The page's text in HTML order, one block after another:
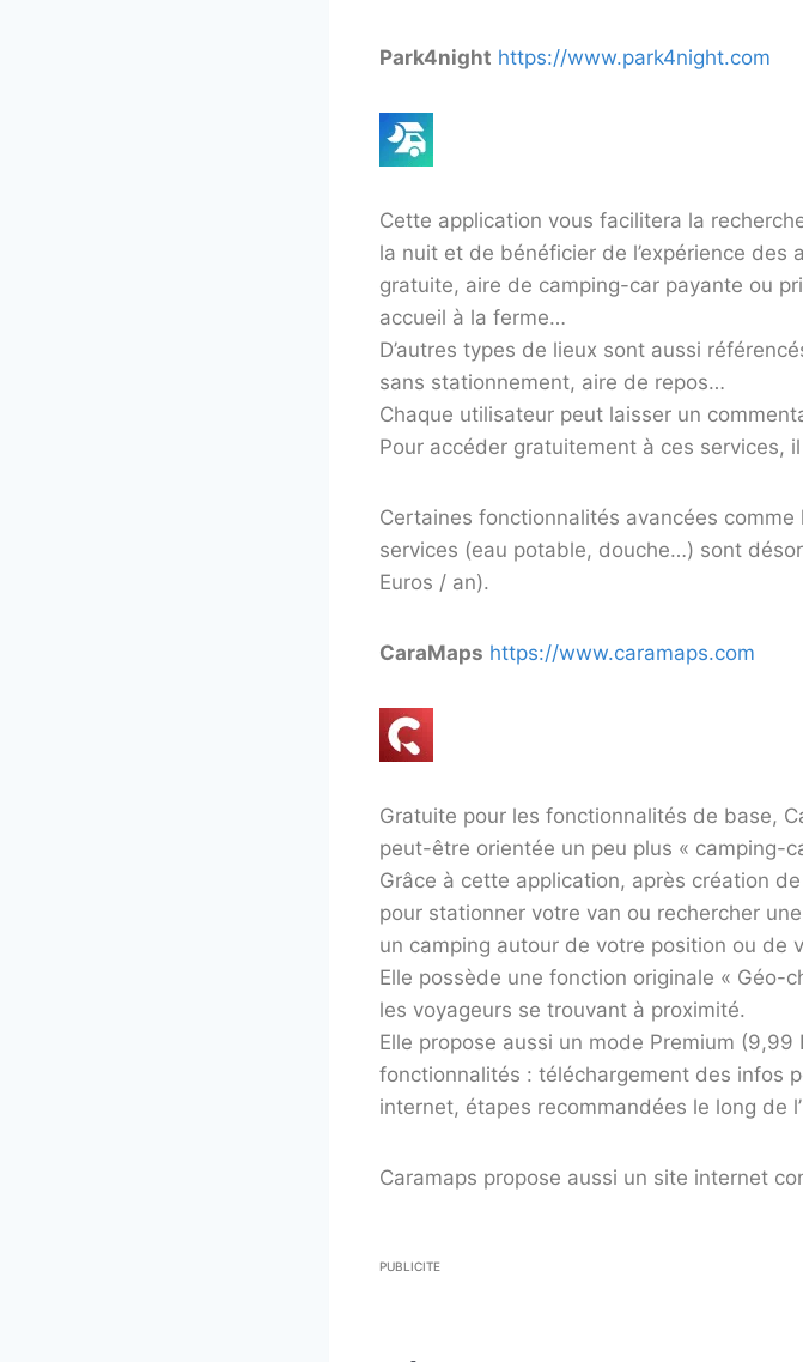
Park4night https://www.park4night.com
Cette application vous facilitera la
la nuit et de bénéficier de l’expérience
gratuite, aire de camping-car payante ou
accueil à la ferme…
D’autres types de lieux sont aussi
sans stationnement, aire de repos…
Chaque utilisateur peut laisser un
Pour accéder gratuitement à ces services,
Certaines fonctionnalités avancées
services (eau potable, douche…) sont
Euros / an).
CaraMaps https://www.caramaps.com
Gratuite pour les fonctionnalités de base,
peut-être orientée un peu plus « camping-
Grâce à cette application, après création
pour stationner votre van ou rechercher
un camping autour de votre position ou de
Elle possède une fonction originale «
les voyageurs se trouvant à proximité.
Elle propose aussi un mode Premium
fonctionnalités : téléchargement des infos
internet, étapes recommandées le long de
Caramaps propose aussi un site internet
PUBLICITE